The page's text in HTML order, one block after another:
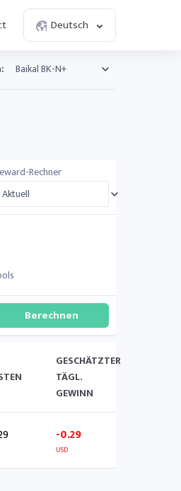
Deutsch
Rechner
GESCHÄTZTER
TÄGL.
GEWINN
-0.29
USD